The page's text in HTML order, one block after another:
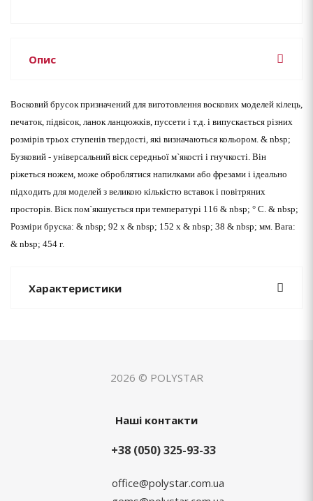
Опис
Восковий брусок призначений для виготовлення воскових моделей кілець,
печаток, підвісок, ланок ланцюжків, пуссети і т.д. і випускається різних
розмірів трьох ступенів твердості, які визначаються кольором. & nbsp;
Бузковий - універсальний віск середньої м`якості і гнучкості. Він
ріжеться ножем, може оброблятися напилками або фрезами і ідеально
підходить для моделей з великою кількістю вставок і повітряних
просторів. Віск пом`якшується при температурі 116 & nbsp; ° С. & nbsp;
Розміри бруска: & nbsp; 92 х & nbsp; 152 х & nbsp; 38 & nbsp; мм. Вага:
& nbsp; 454 г.
Характеристики
2026 © POLYSTAR
Наші контакти
+38 (050) 325-93-33
office@polystar.com.ua